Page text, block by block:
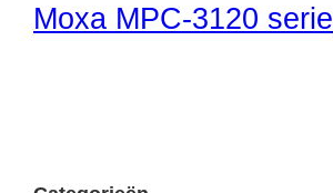
Moxa MPC-3120 serie